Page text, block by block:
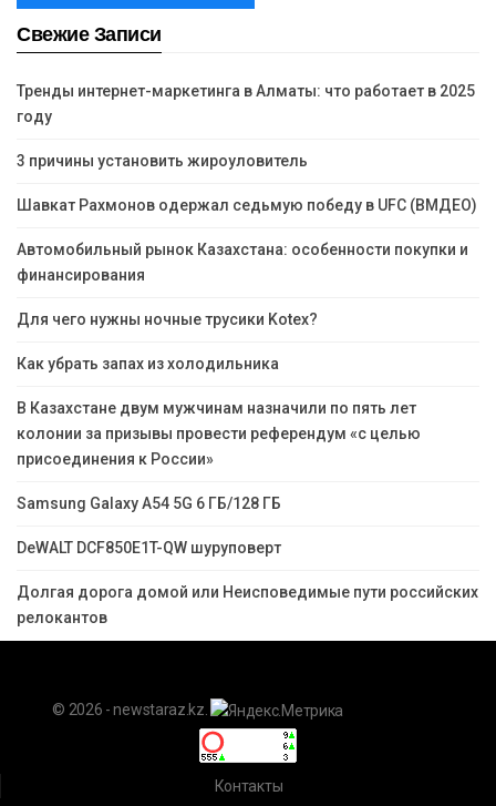
Свежие Записи
Тренды интернет-маркетинга в Алматы: что работает в 2025
году
3 причины установить жироуловитель
Шавкат Рахмонов одержал седьмую победу в UFC (ВМДЕО)
Автомобильный рынок Казахстана: особенности покупки и
финансирования
Для чего нужны ночные трусики Kotex?
Как убрать запах из холодильника
В Казахстане двум мужчинам назначили по пять лет
колонии за призывы провести референдум «с целью
присоединения к России»
Samsung Galaxy A54 5G 6 ГБ/128 ГБ
DeWALT DCF850E1T-QW шуруповерт
Долгая дорога домой или Неисповедимые пути российских
релокантов
© 2026 - newstaraz.kz.
Контакты